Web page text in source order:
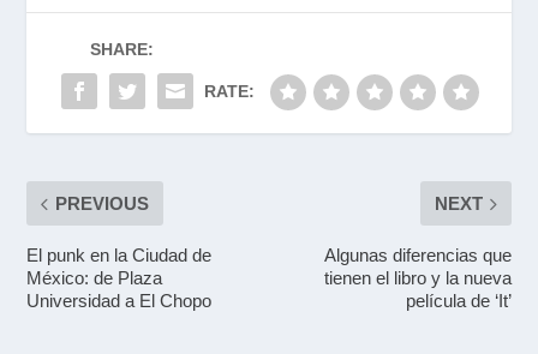
SHARE:
RATE:
PREVIOUS
El punk en la Ciudad de
México: de Plaza
Universidad a El Chopo
NEXT
Algunas diferencias que
tienen el libro y la nueva
película de ‘It’